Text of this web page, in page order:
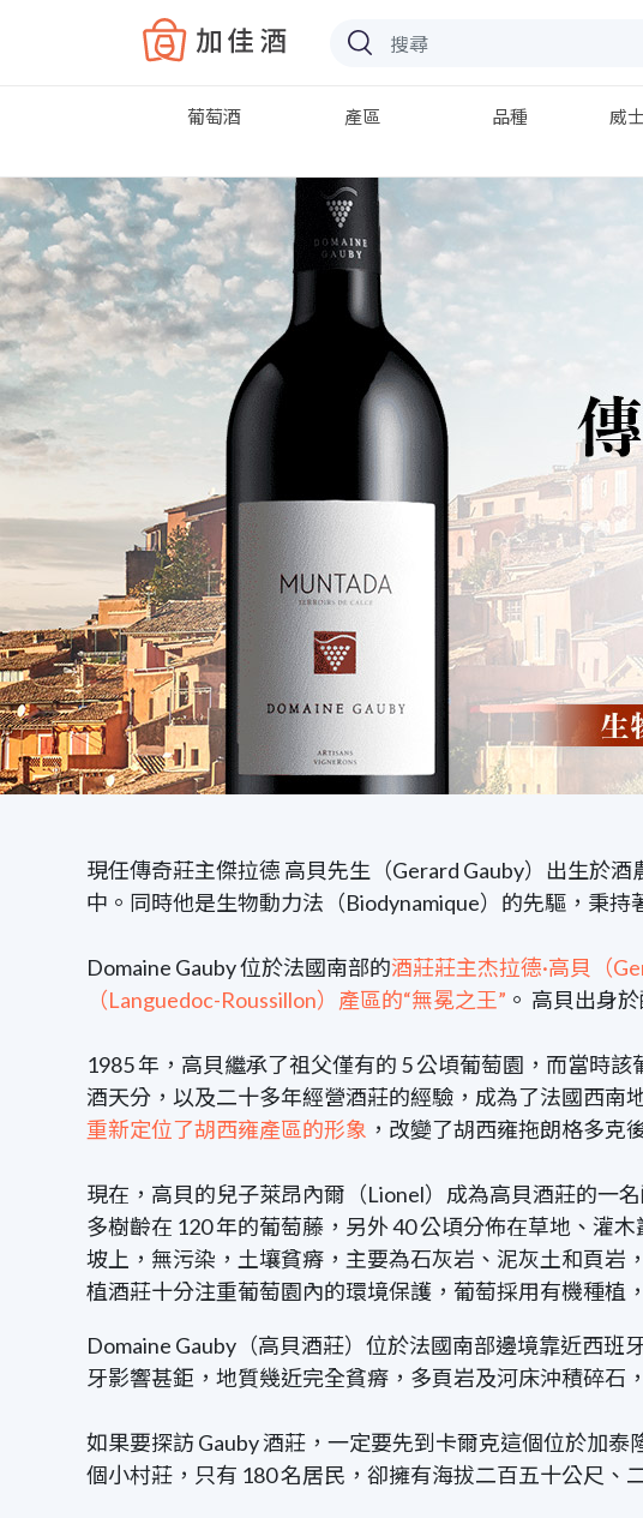
Baccus
葡萄酒 產區 品種 威
現任傳奇莊主傑拉德 高貝先生（Gerard Gauby）出生於酒
中。同時他是生物動力法（Biodynamique）的先驅，秉
Domaine Gauby 位於法國南部的酒莊莊主杰拉德·高貝（
（Languedoc-Roussillon）產區的“無冕之王” 。 高貝出身
1985 年，高貝繼承了祖父僅有的 5公頃葡萄園，而當時該
酒天分，以及二十多年經營酒莊的經驗，成為了法國西南
重新定位了胡西雍產區的形象 ，改變了胡西雍拖朗格多克
現在，高貝的兒子萊昂內爾（Lionel）成為高貝酒莊的一
多樹齡在 120年的葡萄藤，另外40公頃分佈在草地、灌
坡上，無污染，土壤貧瘠，主要為石灰岩、泥灰土和頁
植酒莊十分注重葡萄園內的環境保護，葡萄採用有機種植
Domaine Gauby（高貝酒莊）位於法國南部邊境靠近西
牙影響甚鉅，地質幾近完全貧瘠，多頁岩及河床沖積碎石
如果要探訪 Gauby酒莊，一定要先到卡爾克這個位於加泰
個小村莊，只有 180名居民，卻擁有海拔二百五十公尺、